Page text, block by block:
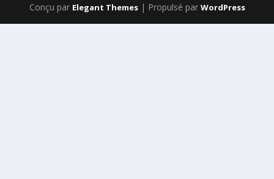
Conçu par Elegant Themes| Propulsé par WordPress